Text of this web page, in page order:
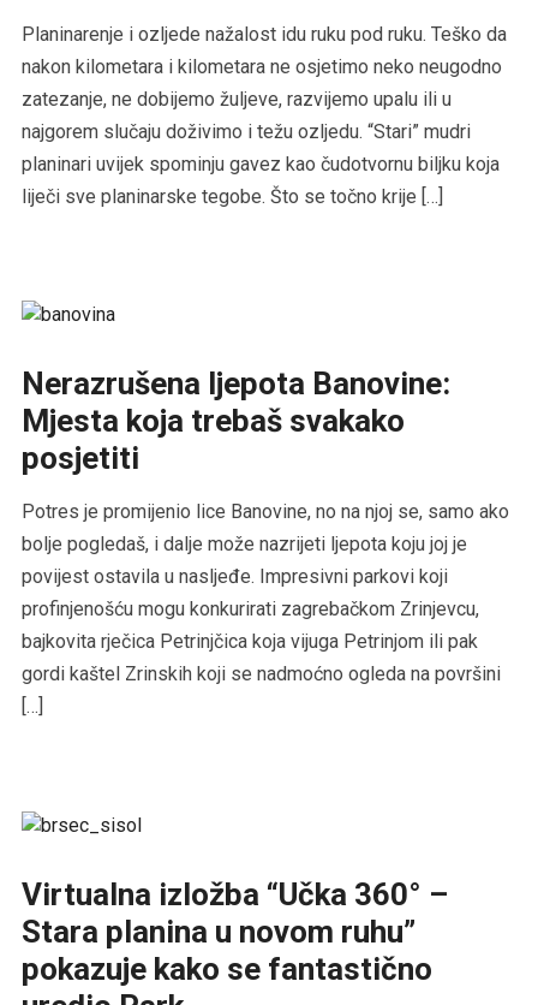
Planinarenje i ozljede nažalost idu ruku pod ruku. Teško da
nakon kilometara i kilometara ne osjetimo neko neugodno
zatezanje, ne dobijemo žuljeve, razvijemo upalu ili u
najgorem slučaju doživimo i težu ozljedu. “Stari” mudri
planinari uvijek spominju gavez kao čudotvornu biljku koja
liječi sve planinarske tegobe. Što se točno krije […]
Nerazrušena ljepota Banovine:
Mjesta koja trebaš svakako
posjetiti
Potres je promijenio lice Banovine, no na njoj se, samo ako
bolje pogledaš, i dalje može nazrijeti ljepota koju joj je
povijest ostavila u nasljeđe. Impresivni parkovi koji
profinjenošću mogu konkurirati zagrebačkom Zrinjevcu,
bajkovita rječica Petrinjčica koja vijuga Petrinjom ili pak
gordi kaštel Zrinskih koji se nadmoćno ogleda na površini
[…]
Virtualna izložba “Učka 360° –
Stara planina u novom ruhu”
pokazuje kako se fantastično